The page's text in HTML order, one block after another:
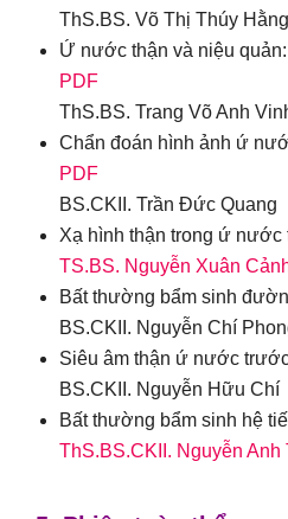
ThS.BS. Võ Thị Thúy Hằng
Ứ nước thận và niệu
PDF
ThS.BS. Trang Võ Anh
Chẩn đoán hình ảnh ứ
PDF
BS.CKII. Trần Đức Quang
Xạ hình thận trong ứ nước
TS.BS. Nguyễn Xuân
Bất thường bẩm sinh
BS.CKII. Nguyễn Chí
Siêu âm thận ứ nước
BS.CKII. Nguyễn Hữu Chí
Bất thường bẩm sinh hệ
ThS.BS.CKII. Nguyễn Anh